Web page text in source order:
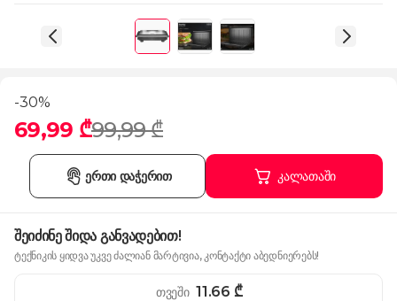
-30%
69,99 ₾99,99 ₾
კალათაში
ერთი დაჭერით
შეიძინე შიდა განვადებით!
ტექნიკის ყიდვა უკვე ძალიან მარტივია, კონტაქტი აბედნიერებს!
თვეში 11.66 ₾